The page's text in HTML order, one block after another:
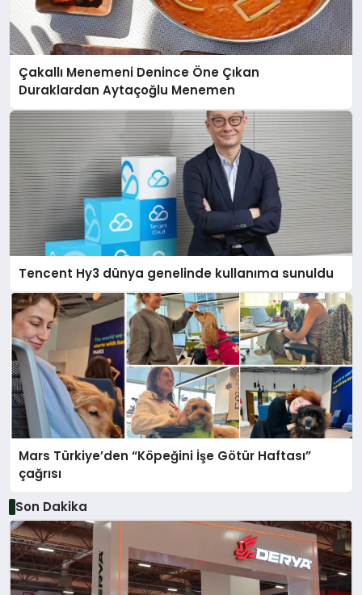
Çakallı Menemeni Denince Öne Çıkan
Duraklardan Aytaçoğlu Menemen
Tencent Hy3 dünya genelinde kullanıma sunuldu
Mars Türkiye’den “Köpeğini İşe Götür Haftası”
çağrısı
Son Dakika